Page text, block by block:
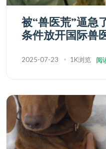
被“兽医荒”逼急
条件放开国际兽
2025-07-23 1K浏览 阅